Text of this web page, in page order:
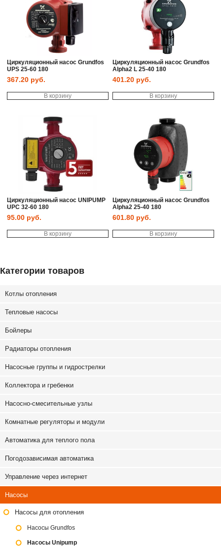
Циркуляционный насос Grundfos
UPS 25-60 180
367.20 руб.
В корзину
Циркуляционный насос Grundfos
Alpha2 L 25-40 180
401.20 руб.
В корзину
Циркуляционный насос UNIPUMP
UPC 32-60 180
95.00 руб.
В корзину
Циркуляционный насос Grundfos
Alpha2 25-40 180
601.80 руб.
В корзину
Категории товаров
Котлы отопления
Тепловые насосы
Бойлеры
Радиаторы отопления
Насосные группы и гидрострелки
Коллектора и гребенки
Насосно-смесительные узлы
Комнатные регуляторы и модули
Автоматика для теплого пола
Погодозависимая автоматика
Управление через интернет
Насосы
Насосы для отопления
Насосы Grundfos
Насосы Unipump